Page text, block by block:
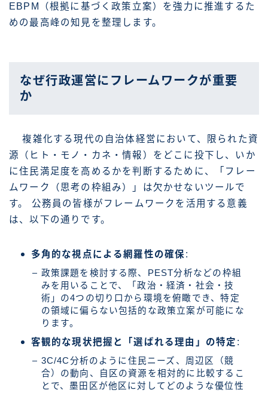
EBPM（根拠に基づく政策立案）を強力に推進するた
めの最高峰の知見を整理します。
なぜ行政運営にフレームワークが重要
か
複雑化する現代の自治体経営において、限られた資
源（ヒト・モノ・カネ・情報）をどこに投下し、いか
に住民満足度を高めるかを判断するために、「フレー
ムワーク（思考の枠組み）」は欠かせないツールで
す。 公務員の皆様がフレームワークを活用する意義
は、以下の通りです。
多角的な視点による網羅性の確保 :
政策課題を検討する際、PEST分析などの枠組
みを用いることで、「政治・経済・社会・技
術」の4つの切り口から環境を俯瞰でき、特定
の領域に偏らない包括的な政策立案が可能にな
ります。
客観的な現状把握と「選ばれる理由」の特定 :
3C/4C分析のように住民ニーズ、周辺区（競
合）の動向、自区の資源を相対的に比較するこ
とで、墨田区が他区に対してどのような優位性